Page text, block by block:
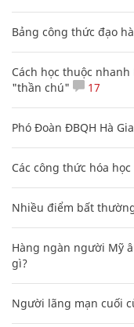
Bảng công thức đạo
Cách học thuộc
"thần chú"
17
Phó Đoàn ĐBQH Hà
Các công thức hóa
Nhiều điểm bất
Hàng ngàn người Mỹ
gì?
Người lãng mạn cuối